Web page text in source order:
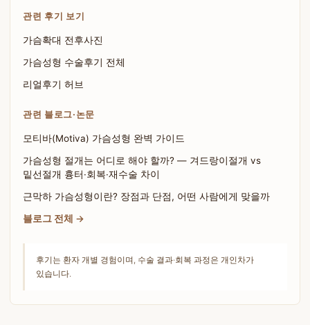
관련 후기 보기
가슴확대 전후사진
가슴성형 수술후기 전체
리얼후기 허브
관련 블로그·논문
모티바(Motiva) 가슴성형 완벽 가이드
가슴성형 절개는 어디로 해야 할까? — 겨드랑이절개 vs
밑선절개 흉터·회복·재수술 차이
근막하 가슴성형이란? 장점과 단점, 어떤 사람에게 맞을까
블로그 전체 →
후기는 환자 개별 경험이며, 수술 결과·회복 과정은 개인차가
있습니다.